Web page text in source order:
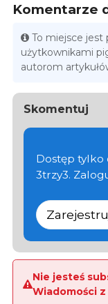
Komentarze
To miejsce jest
użytkownikami
autorom
Skomentuj
Dostęp
3trzy3.
Nie jesteś
Wiadomości z